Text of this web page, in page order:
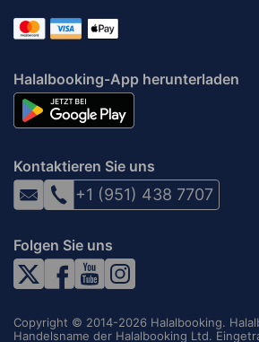
Halalbooking-App herunterladen
Kontaktieren Sie uns
+1 (951) 438 7707
Folgen Sie uns
Copyright © 2014-2026 Halalbooking.
Handelsname der Halalbooking Ltd.